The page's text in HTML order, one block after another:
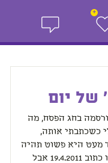
+
של יום
בחג הפסח, מה
כשכתבתי אותה,
מעט היא פשוט תהיה
קטע שמעליו כתוב 19.4.2011 אבל